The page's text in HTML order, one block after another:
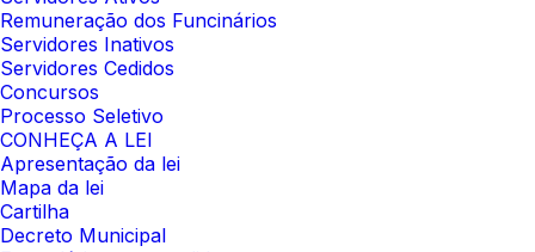
Remuneração dos Funcinários
Servidores Inativos
Servidores Cedidos
Concursos
Processo Seletivo
CONHEÇA A LEI
Apresentação da lei
Mapa da lei
Cartilha
Decreto Municipal